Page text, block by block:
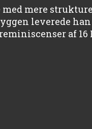
mere
leverede
af 16